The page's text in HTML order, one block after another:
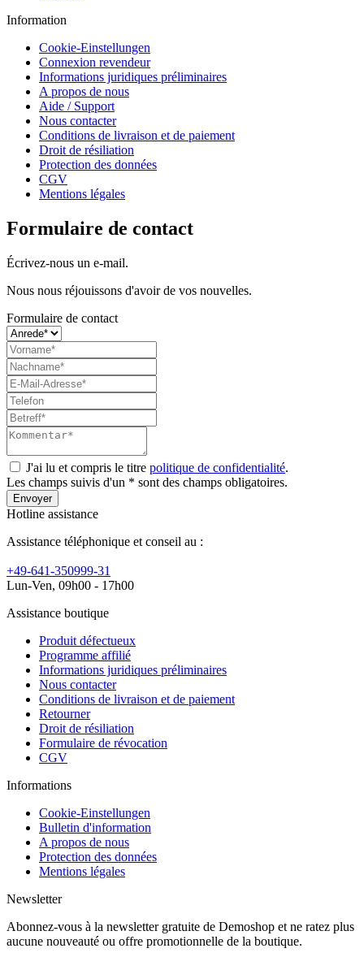
Information
Cookie-Einstellungen
Connexion revendeur
Informations juridiques préliminaires
A propos de nous
Aide / Support
Nous contacter
Conditions de livraison et de paiement
Droit de résiliation
Protection des données
CGV
Mentions légales
Formulaire de contact
Écrivez-nous un e-mail.
Nous nous réjouissons d'avoir de vos nouvelles.
Formulaire de contact
J'ai lu et compris le titre politique de confidentialité.
Les champs suivis d'un * sont des champs obligatoires.
Envoyer
Hotline assistance
Assistance téléphonique et conseil au :
+49-641-350999-31
Lun-Ven, 09h00 - 17h00
Assistance boutique
Produit défectueux
Programme affilié
Informations juridiques préliminaires
Nous contacter
Conditions de livraison et de paiement
Retourner
Droit de résiliation
Formulaire de révocation
CGV
Informations
Cookie-Einstellungen
Bulletin d'information
A propos de nous
Protection des données
Mentions légales
Newsletter
Abonnez-vous à la newsletter gratuite de Demoshop et ne ratez plus
aucune nouveauté ou offre promotionnelle de la boutique.